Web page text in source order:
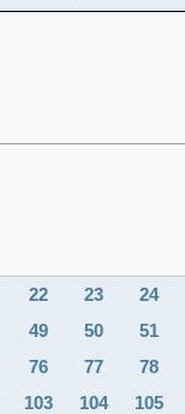
22 23 24
49 50 51
76 77 78
103 104 105